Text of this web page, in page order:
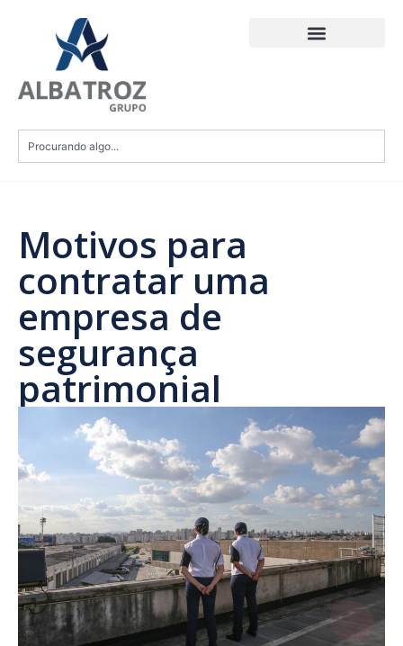
Motivos para
contratar uma
empresa de
segurança
patrimonial